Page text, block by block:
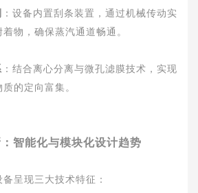
：设备内置刮条装置，通过机械传动实
物，确保蒸汽通道畅通。
：结合离心分离与微孔滤膜技术，实现
的定向富集。
智能化与模块化设计趋势
呈现三大技术特征：